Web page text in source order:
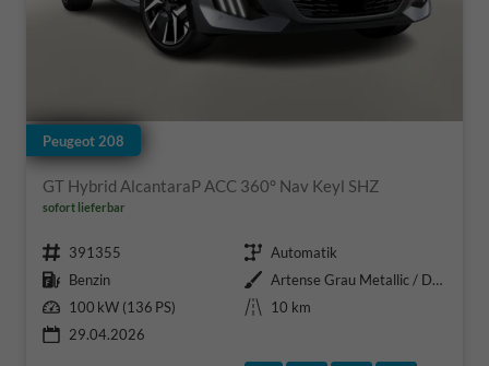
Peugeot 208
GT Hybrid AlcantaraP ACC 360° Nav Keyl SHZ
sofort lieferbar
Fahrzeugnr. 391355 Getriebe Automatik
Kraftstoff Benzin Außenfarbe
Artense Grau Metallic / Dach in
Leistung 100 kW (136 PS) Kilometerstand
10 km
29.04.2026